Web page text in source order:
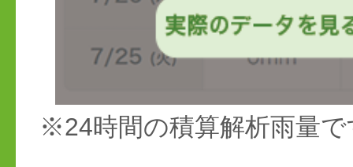
※24時間の積算解析雨量で